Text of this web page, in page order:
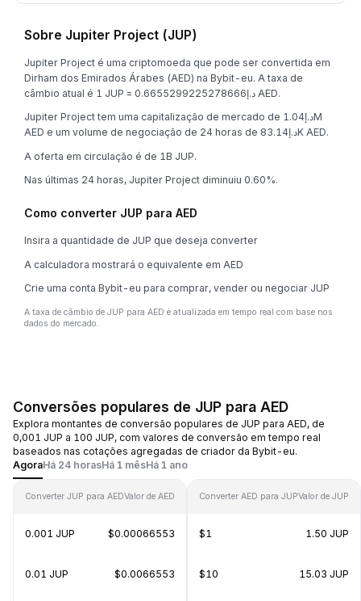
Sobre Jupiter Project (JUP)
Jupiter Project é uma criptomoeda que pode ser convertida em
Dirham dos Emirados Árabes (AED) na Bybit-eu. A taxa de
câmbio atual é 1 JUP = د.إ0.6655299225278666 AED.
Jupiter Project tem uma capitalização de mercado de د.إ1.04M
AED e um volume de negociação de 24 horas de د.إ83.14K AED.
A oferta em circulação é de 1B JUP.
Nas últimas 24 horas, Jupiter Project diminuiu 0.60%.
Como converter JUP para AED
Insira a quantidade de JUP que deseja converter
A calculadora mostrará o equivalente em AED
Crie uma conta Bybit-eu para comprar, vender ou negociar JUP
A taxa de câmbio de JUP para AED é atualizada em tempo real com base nos
dados do mercado.
Conversões populares de JUP para AED
Explora montantes de conversão populares de JUP para AED, de
0,001 JUP a 100 JUP, com valores de conversão em tempo real
baseados nas cotações agregadas de criador da Bybit-eu.
AgoraHá 24 horasHá 1 mêsHá 1 ano
Converter JUP para AEDValor de AED
0.001 JUP $0.00066553
0.01 JUP $0.0066553
Converter AED para JUPValor de JUP
$1 1.50 JUP
$10 15.03 JUP